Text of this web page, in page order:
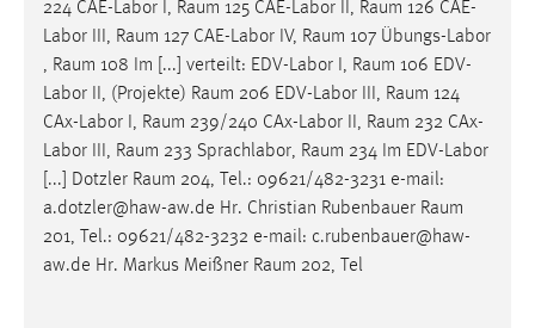
224 CAE-Labor I, Raum 125 CAE-Labor II, Raum 126 CAE-
Labor III, Raum 127 CAE-Labor IV, Raum 107 Übungs-Labor
, Raum 108 Im [...] verteilt: EDV-Labor I, Raum 106 EDV-
Labor II, (Projekte) Raum 206 EDV-Labor III, Raum 124
CAx-Labor I, Raum 239/240 CAx-Labor II, Raum 232 CAx-
Labor III, Raum 233 Sprachlabor, Raum 234 Im EDV-Labor
[...] Dotzler Raum 204, Tel.: 09621/482-3231 e-mail:
a.dotzler@haw-aw.de Hr. Christian Rubenbauer Raum
201, Tel.: 09621/482-3232 e-mail: c.rubenbauer@haw-
aw.de Hr. Markus Meißner Raum 202, Tel